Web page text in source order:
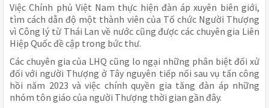
Việc Chính phủ Việt Nam thực hiện đàn áp xuyên biên giới,
tìm cách dẫn độ một thành viên của Tổ chức Người Thượng
vì Công lý từ Thái Lan về nước cũng được các chuyên gia Liên
Hiệp Quốc đề cập trong bức thư.
Các chuyên gia của LHQ cũng lo ngại những phân biệt đối xử
đối với người Thượng ở Tây nguyên tiếp nối sau vụ tấn công
hồi năm 2023 và việc chính quyền gia tăng đàn áp những
nhóm tôn giáo của người Thượng thời gian gần đây.